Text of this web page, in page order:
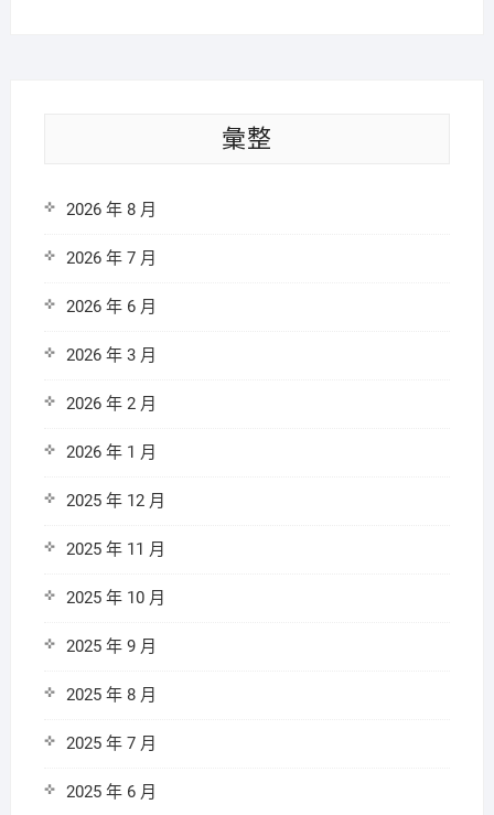
彙整
2026 年 8 月
2026 年 7 月
2026 年 6 月
2026 年 3 月
2026 年 2 月
2026 年 1 月
2025 年 12 月
2025 年 11 月
2025 年 10 月
2025 年 9 月
2025 年 8 月
2025 年 7 月
2025 年 6 月